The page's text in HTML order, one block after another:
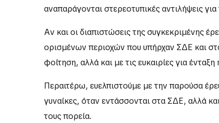
αναπαράγονται στερεοτυπικές αντιλήψεις
Αν και οι διαπιστώσεις της συγκεκριμένης
ορισμένων περιοχών που υπήρχαν ΣΔΕ και
φοίτηση, αλλά και με τις ευκαιρίες για
Περαιτέρω, ευελπιστούμε με την παρούσα
γυναίκες, όταν εντάσσονται στα ΣΔΕ, αλλά
τους πορεία.